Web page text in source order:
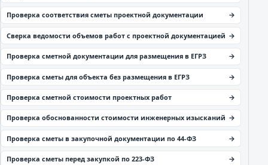
Проверка соответствия сметы проектной документации
Сверка ведомости объемов работ с проектной документацией
Проверка сметной документации для размещения в ЕГРЗ
Проверка сметы для объекта без размещения в ЕГРЗ
Проверка сметной стоимости проектных работ
Проверка обоснованности стоимости инженерных изысканий
Проверка сметы в закупочной документации по 44-ФЗ
Проверка сметы перед закупкой по 223-ФЗ